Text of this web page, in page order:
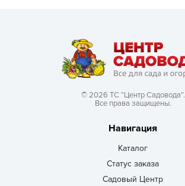
© 2026 ТС “Центр Садовода”.
Все права защищены.
Навигация
Каталог
Статус заказа
Садовый Центр